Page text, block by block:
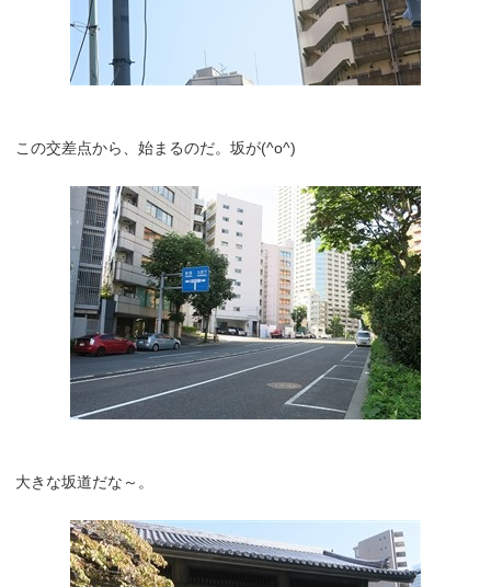
この交差点から、始まるのだ。坂が(^o^)
大きな坂道だな～。